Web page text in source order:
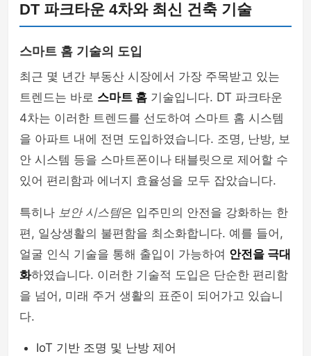
DT 파크타운 4차와 최신 건축 기술
스마트 홈 기술의 도입
최근 몇 년간 부동산 시장에서 가장 주목받고 있는
트렌드는 바로 스마트 홈 기술입니다. DT 파크타운
4차는 이러한 트렌드를 선도하여 스마트 홈 시스템
을 아파트 내에 전면 도입하였습니다. 조명, 난방, 보
안 시스템 등을 스마트폰이나 태블릿으로 제어할 수
있어 편리함과 에너지 효율성을 모두 잡았습니다.
특히나 보안 시스템은 입주민의 안전을 강화하는 한
편, 일상생활의 불편함을 최소화합니다. 예를 들어,
얼굴 인식 기술을 통해 출입이 가능하여 안전을 극대
화하였습니다. 이러한 기술적 도입은 단순한 편리함
을 넘어, 미래 주거 생활의 표준이 되어가고 있습니
다.
IoT 기반 조명 및 난방 제어